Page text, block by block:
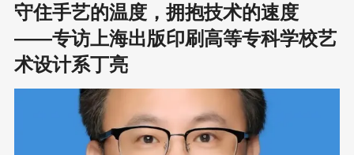
辑从“做大规模”转向“做深价值”。国际上，欧盟碳关税调节机制
（CBAM）、欧盟零毁林法案（EUDR）等绿色贸易壁垒密集落
地，供应链合规要求正从产品层面的合规升级为全链条的可持续硬
约束。 内生动力方面，APP进入中国三十余年，已通过“林浆纸一
守住手艺的温度，拥抱技术的速度
——专访上海出版印刷高等专科学校艺
术设计系丁亮